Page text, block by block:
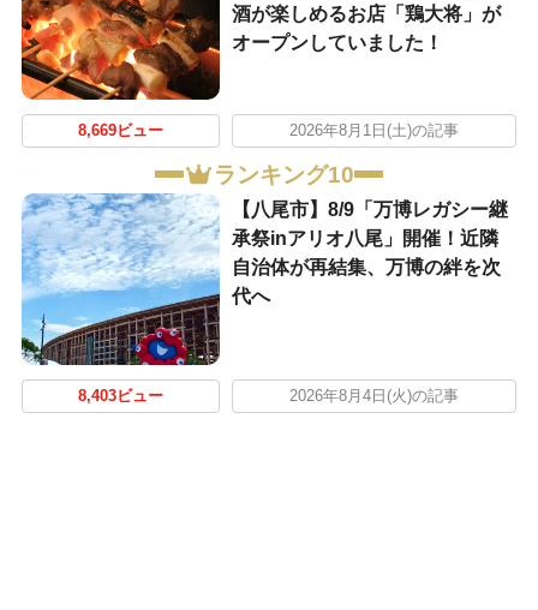
酒が楽しめるお店「鶏大将」が
オープンしていました！
8,669ビュー 2026年8月1日(土)の記事
ランキング10
【八尾市】8/9「万博レガシー継
承祭inアリオ八尾」開催！近隣
自治体が再結集、万博の絆を次
代へ
8,403ビュー 2026年8月4日(火)の記事